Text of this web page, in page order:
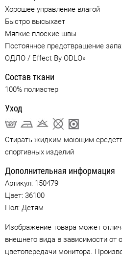
Хорошее управление влагой
Быстро высыхает
Мягкие плоские швы
Постоянное предотвращение
ОДЛО / Effect By ODLO»
Состав ткани
100% полиэстер
Уход
Стирать жидким моющим
спортивных изделий
Дополнительная информация
Артикул: 150479
Цвет: 36100
Пол: Детям
Изображение товара может
внешнего вида в зависимости от
цветопередачи монитора.